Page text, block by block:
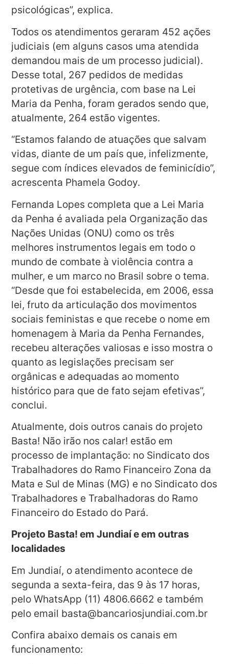
psicológicas”, explica.
Todos os atendimentos geraram 452 ações
judiciais (em alguns casos uma atendida
demandou mais de um processo judicial).
Desse total, 267 pedidos de medidas
protetivas de urgência, com base na Lei
Maria da Penha, foram gerados sendo que,
atualmente, 264 estão vigentes.
“Estamos falando de atuações que salvam
vidas, diante de um país que, infelizmente,
segue com índices elevados de feminicídio”,
acrescenta Phamela Godoy.
Fernanda Lopes completa que a Lei Maria
da Penha é avaliada pela Organização das
Nações Unidas (ONU) como os três
melhores instrumentos legais em todo o
mundo de combate à violência contra a
mulher, e um marco no Brasil sobre o tema.
“Desde que foi estabelecida, em 2006, essa
lei, fruto da articulação dos movimentos
sociais feministas e que recebe o nome em
homenagem à Maria da Penha Fernandes,
recebeu alterações valiosas e isso mostra o
quanto as legislações precisam ser
orgânicas e adequadas ao momento
histórico para que de fato sejam efetivas”,
conclui.
Atualmente, dois outros canais do projeto
Basta! Não irão nos calar! estão em
processo de implantação: no Sindicato dos
Trabalhadores do Ramo Financeiro Zona da
Mata e Sul de Minas (MG) e no Sindicato dos
Trabalhadores e Trabalhadoras do Ramo
Financeiro do Estado do Pará.
Projeto Basta! em Jundiaí e em outras
localidades
Em Jundiaí, o atendimento acontece de
segunda a sexta-feira, das 9 às 17 horas,
pelo WhatsApp (11) 4806.6662 e também
pelo email basta@bancariosjundiai.com.br
Confira abaixo demais os canais em
funcionamento: